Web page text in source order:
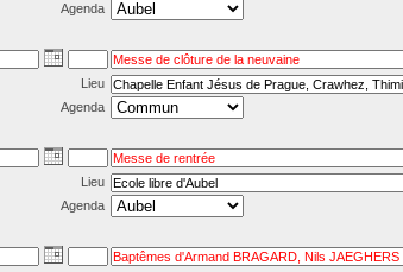
Agenda
Lieu
Agenda
Lieu
Agenda